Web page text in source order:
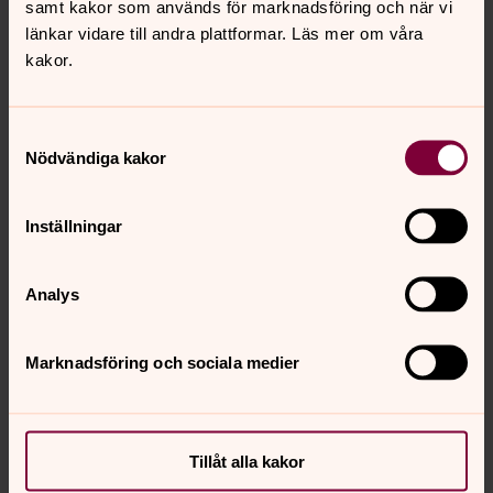
samt kakor som används för marknadsföring och när vi
länkar vidare till andra plattformar. Läs mer om våra
kakor.
Nödvändiga kakor
Inställningar
Analys
Marknadsföring och sociala medier
Tillåt alla kakor
punkt i församlingen
’’Jag känner mig trygg, kören blir som en familj’’
centrum
Kyrkan blir en trygg plats under kris, terror och pandemi
Läs jubileumsnumret av Klockrent
Nya paraplyer med våra
takmålningar
Finns snart att köpa i kyrkan!